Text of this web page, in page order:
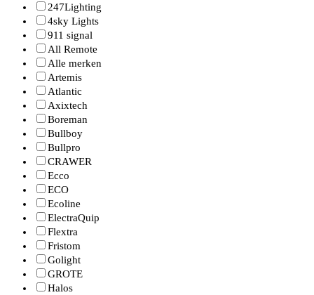
247Lighting
4sky Lights
911 signal
All Remote
Alle merken
Artemis
Atlantic
Axixtech
Boreman
Bullboy
Bullpro
CRAWER
Ecco
ECO
Ecoline
ElectraQuip
Flextra
Fristom
Golight
GROTE
Halos